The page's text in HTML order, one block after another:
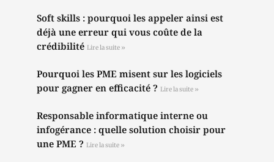
Soft skills : pourquoi les appeler ainsi est
déjà une erreur qui vous coûte de la
crédibilité Lire la suite »
Pourquoi les PME misent sur les logiciels
pour gagner en efficacité ? Lire la suite »
Responsable informatique interne ou
infogérance : quelle solution choisir pour
une PME ? Lire la suite »